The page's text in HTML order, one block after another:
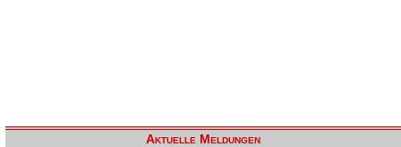
Aktuelle Meldungen